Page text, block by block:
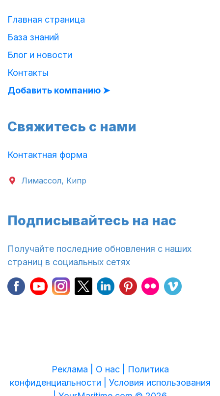
Главная страница
База знаний
Блог и новости
Контакты
Добавить компанию ➤
Свяжитесь с нами
Контактная форма
Лимассол, Кипр
Подписывайтесь на нас
Получайте последние обновления с наших
страниц в социальных сетях
Реклама | О нас |
Политика
конфиденциальности | Условия использования